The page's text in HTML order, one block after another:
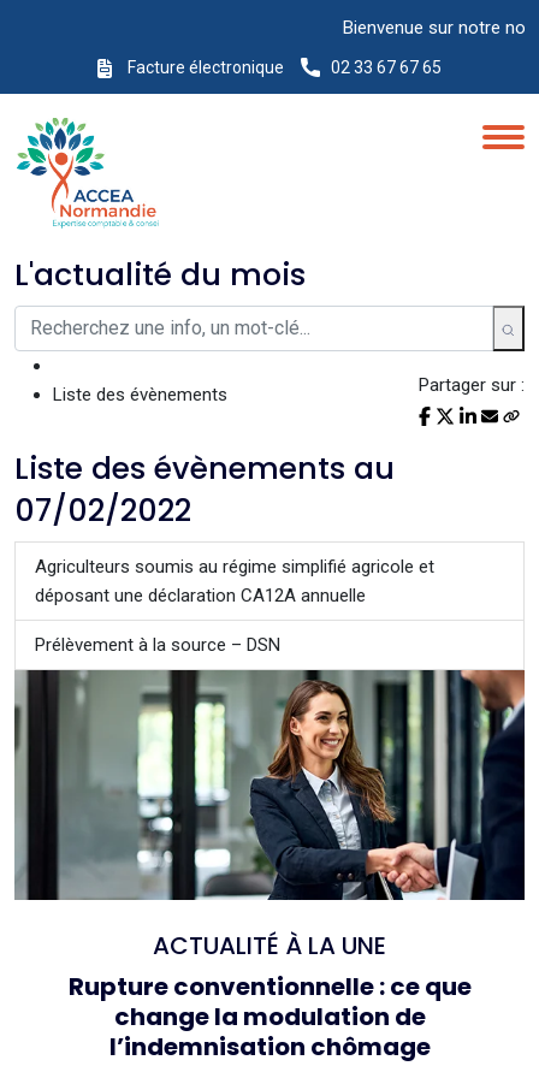
Bienvenue sur notre
Facture électronique 02 33 67 67 65
L'actualité du mois
Liste des évènements Partager sur :
Liste des évènements au
07/02/2022
Agriculteurs soumis au régime simplifié agricole et
déposant une déclaration CA12A annuelle
Prélèvement à la source – DSN
ACTUALITÉ À LA UNE
Rupture conventionnelle : ce que
change la modulation de
l’indemnisation chômage